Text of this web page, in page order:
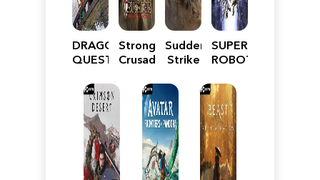
DRAGON
QUEST
Reimagined
Stronghold
Crusader:
Edition
Sudden
Strike
SUPER
ROBOT
Y